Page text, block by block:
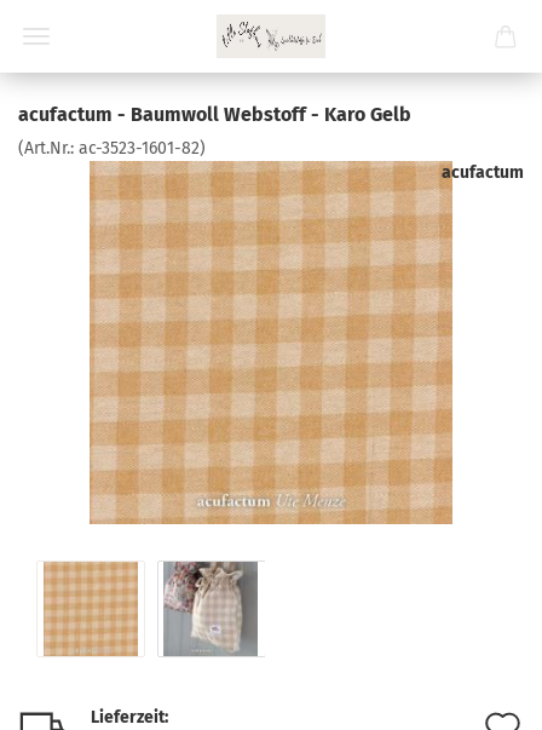
acufactum - Baumwoll Webstoff - Karo Gelb
(Art.Nr.: ac-3523-1601-82)
acufactum
Lieferzeit: